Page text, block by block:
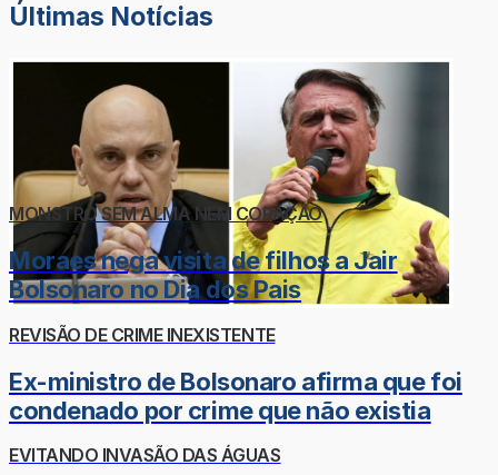
Últimas Notícias
MONSTRO SEM ALMA NEM CORAÇÃO
Moraes nega visita de filhos a Jair
Bolsonaro no Dia dos Pais
REVISÃO DE CRIME INEXISTENTE
Ex-ministro de Bolsonaro afirma que foi
condenado por crime que não existia
EVITANDO INVASÃO DAS ÁGUAS